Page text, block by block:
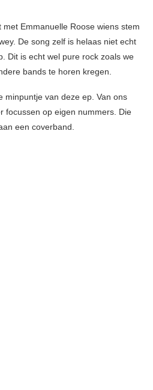
Emmanuelle Roose wiens stem
De song zelf is helaas niet echt
Dit is echt wel pure rock zoals we
bands te horen kregen.
minpuntje van deze ep. Van ons
focussen op eigen nummers. Die
een coverband.